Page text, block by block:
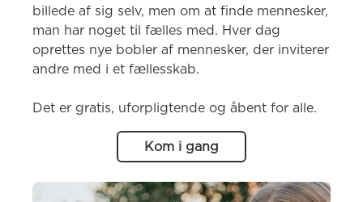
billede af sig selv, men om at finde mennesker,
man har noget til fælles med. Hver dag
oprettes nye bobler af mennesker, der inviterer
andre med i et fællesskab.
Det er gratis, uforpligtende og åbent for alle.
Kom i gang